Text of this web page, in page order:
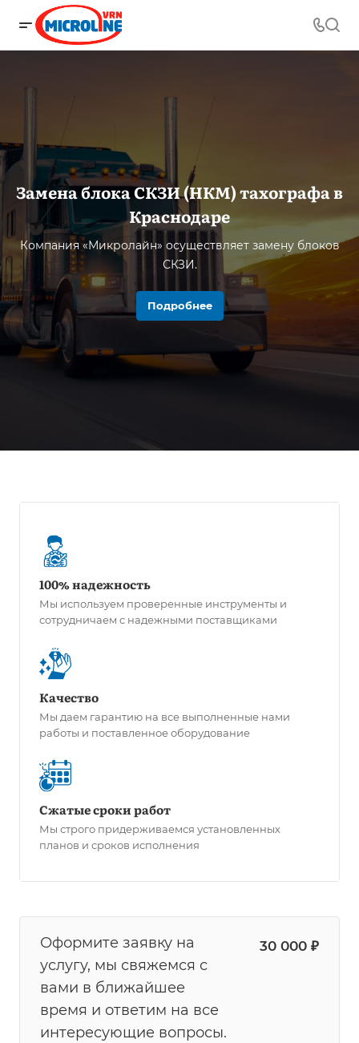
Замена блока СКЗИ (НКМ) тахографа в
Краснодаре
Компания «Микролайн» осуществляет замену блоков
СКЗИ.
Подробнее
100% надежность
Мы используем проверенные инструменты и
сотрудничаем с надежными поставщиками
Качество
Мы даем гарантию на все выполненные нами
работы и поставленное оборудование
Сжатые сроки работ
Мы строго придерживаемся установленных
планов и сроков исполнения
Оформите заявку на
услугу, мы свяжемся с
вами в ближайшее
время и ответим на все
интересующие вопросы.
30 000 ₽